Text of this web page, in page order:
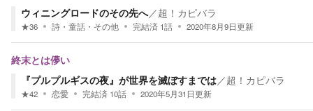
ウィニングロードのその先へ／超！カピバラ
★36 詩・童話・その他 完結済 1話 2020年8月9日更新
終末とは儚い
『プルプルギスの夜』が世界を滅ぼすまでは／超！カピバラ
★42 恋愛 完結済 10話 2020年5月31日更新